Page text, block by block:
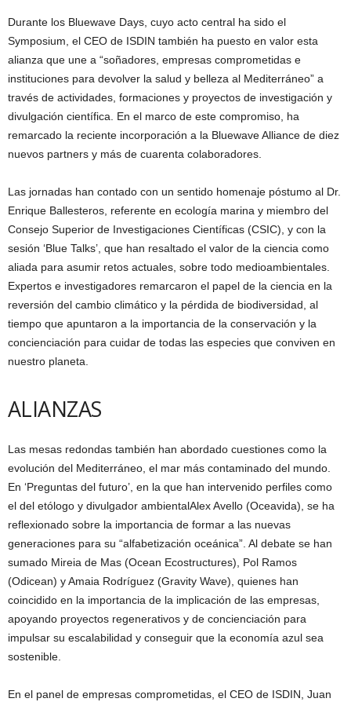
Durante los Bluewave Days, cuyo acto central ha sido el
Symposium, el CEO de ISDIN también ha puesto en valor esta
alianza que une a “soñadores, empresas comprometidas e
instituciones para devolver la salud y belleza al Mediterráneo” a
través de actividades, formaciones y proyectos de investigación y
divulgación científica. En el marco de este compromiso, ha
remarcado la reciente incorporación a la Bluewave Alliance de diez
nuevos partners y más de cuarenta colaboradores.
Las jornadas han contado con un sentido homenaje póstumo al Dr.
Enrique Ballesteros, referente en ecología marina y miembro del
Consejo Superior de Investigaciones Científicas (CSIC), y con la
sesión ‘Blue Talks’, que han resaltado el valor de la ciencia como
aliada para asumir retos actuales, sobre todo medioambientales.
Expertos e investigadores remarcaron el papel de la ciencia en la
reversión del cambio climático y la pérdida de biodiversidad, al
tiempo que apuntaron a la importancia de la conservación y la
concienciación para cuidar de todas las especies que conviven en
nuestro planeta.
ALIANZAS
Las mesas redondas también han abordado cuestiones como la
evolución del Mediterráneo, el mar más contaminado del mundo.
En ‘Preguntas del futuro’, en la que han intervenido perfiles como
el del etólogo y divulgador ambientalAlex Avello (Oceavida), se ha
reflexionado sobre la importancia de formar a las nuevas
generaciones para su “alfabetización oceánica”. Al debate se han
sumado Mireia de Mas (Ocean Ecostructures), Pol Ramos
(Odicean) y Amaia Rodríguez (Gravity Wave), quienes han
coincidido en la importancia de la implicación de las empresas,
apoyando proyectos regenerativos y de concienciación para
impulsar su escalabilidad y conseguir que la economía azul sea
sostenible.
En el panel de empresas comprometidas, el CEO de ISDIN, Juan